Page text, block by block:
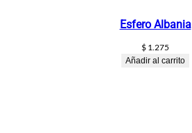
Esfero Albania
$ 1.275
Añadir al carrito